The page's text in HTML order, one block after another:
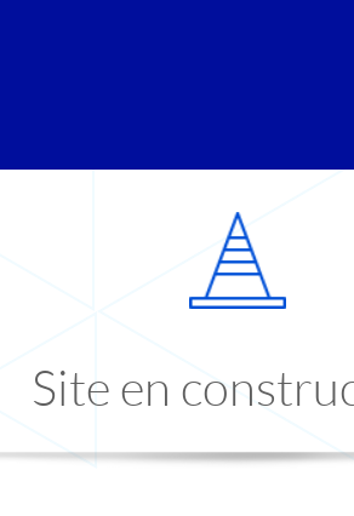
Site en